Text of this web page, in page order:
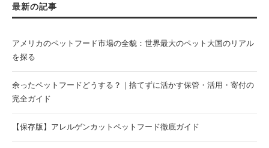
最新の記事
アメリカのペットフード市場の全貌：世界最大のペット大国のリアル
を探る
余ったペットフードどうする？｜捨てずに活かす保管・活用・寄付の
完全ガイド
【保存版】アレルゲンカットペットフード徹底ガイド